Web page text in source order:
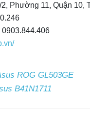
Phường 11, Quận 10,
0903.844.406
ROG GL503GE
B41N1711